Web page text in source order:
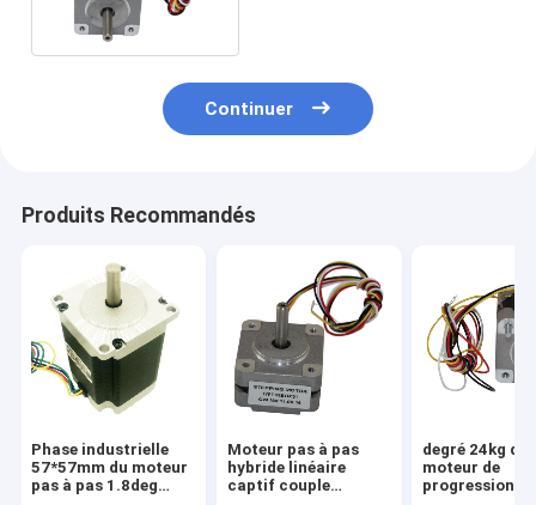
Continuer
Produits Recommandés
Phase industrielle
57*57mm du moteur
pas à pas 1.8deg
Moteur pas à pas
hybride linéaire
captif couple
degré 24kg du
moteur de
progression